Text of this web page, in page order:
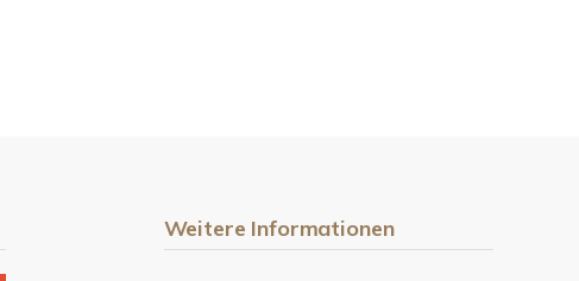
Weitere Informationen